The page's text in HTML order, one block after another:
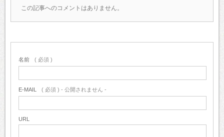
この記事へのコメントはありません。
名前 ( 必須 )
E-MAIL ( 必須 ) - 公開されません -
URL